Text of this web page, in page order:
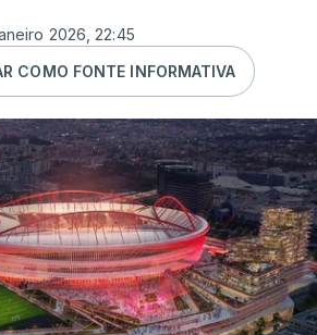
2026, 22:45
COMO FONTE INFORMATIVA